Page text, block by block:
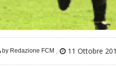
by Redazione FCM , 11 Ottobre